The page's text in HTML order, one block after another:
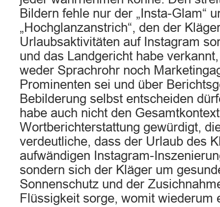
Bildern fehle nur der „Insta-Glam“
„Hochglanzanstrich“, den der
Urlaubsaktivitäten auf Instagram
und das Landgericht habe
weder Sprachrohr noch
Prominenten sei und über
Bebilderung selbst entscheiden
habe auch nicht den
Wortberichterstattung gewürdigt,
verdeutliche, dass der Urlaub des
aufwändigen Instagram-
sondern sich der Kläger um
Sonnenschutz und der
Flüssigkeit sorge, womit wiederum